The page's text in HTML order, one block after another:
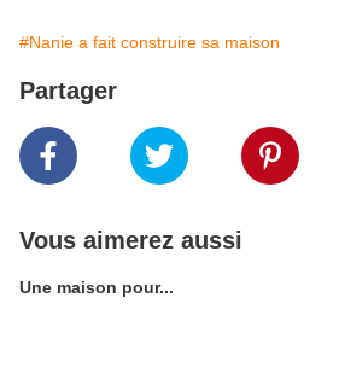
#Nanie a fait construire sa maison
Partager
Vous aimerez aussi
Une maison pour...